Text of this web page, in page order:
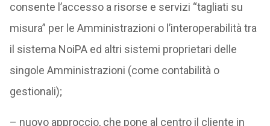
consente l’accesso a risorse e servizi “tagliati su
misura” per le Amministrazioni o l’interoperabilità tra
il sistema NoiPA ed altri sistemi proprietari delle
singole Amministrazioni (come contabilità o
gestionali);
– nuovo approccio, che pone al centro il cliente in